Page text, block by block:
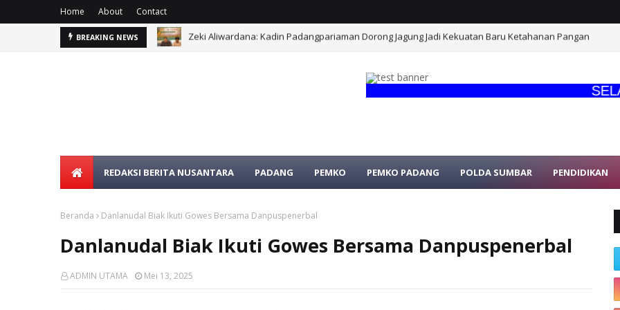
Home About Contact
BREAKING NEWS
KODAERAL X MELAKSANAKAN DOA BERSAMA, PANJATKAN SYUKUR ATAS KESUKSESAN LATIHAN OPERASI
REDAKSI BERITA NUSANTARA PADANG PEMKO PEMKO PADANG POLDA SUMBAR PENDIDIKAN
Beranda Danlanudal Biak Ikuti Gowes Bersama Danpuspenerbal
Danlanudal Biak Ikuti Gowes Bersama Danpuspenerbal
ADMIN UTAMA Mei 13, 2025